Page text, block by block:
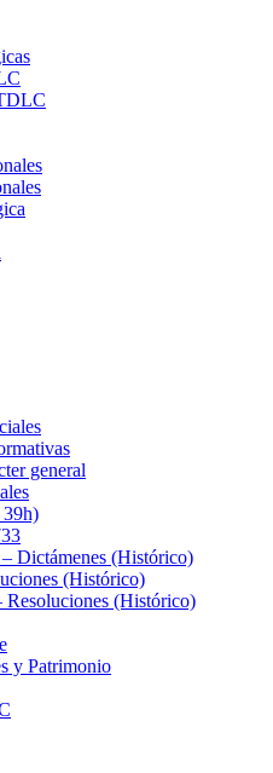
general
Dictámenes (Histórico)
(Histórico)
(Histórico)
y Patrimonio